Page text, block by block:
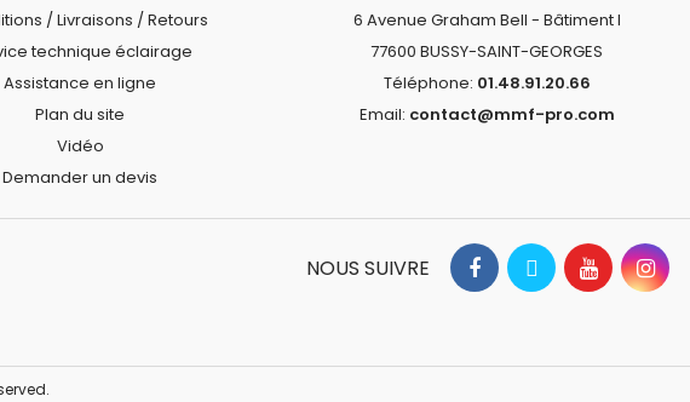
/ Livraisons / Retours
technique éclairage
Assistance en ligne
Plan du site
Vidéo
Demander un devis
6 Avenue Graham Bell - Bâtiment I
77600 BUSSY-SAINT-GEORGES
Téléphone: 01.48.91.20.66
Email: contact@mmf-pro.com
NOUS SUIVRE